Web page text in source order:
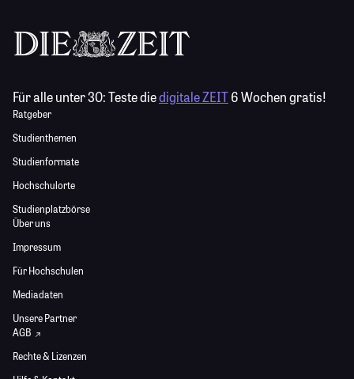
Für alle unter 30:Teste diedigitale ZEIT6 Wochen gratis!
Ratgeber
Studienthemen
Studienformate
Hochschulorte
Studienplatzbörse
Über uns
Impressum
Für Hochschulen
Mediadaten
Unsere Partner
AGB
Rechte & Lizenzen